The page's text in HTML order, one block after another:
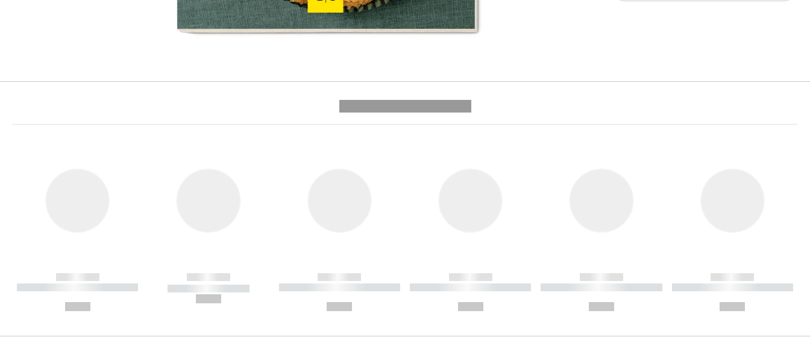
------------
----------- ----------- ----------
------------
----------- -----------
------------
----------- ----------- ----------
------------
----------- ----------- ----------
------------
----------- ----------- ----------
------------
----------- ----------- ----------